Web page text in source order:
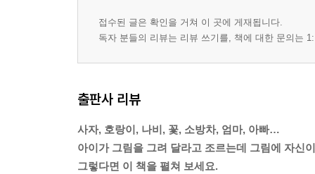
접수된 글은 확인을 거쳐 이 곳에 게재됩니다.
독자 분들의 리뷰는 리뷰 쓰기를, 책에 대한 문의는
출판사 리뷰
사자, 호랑이, 나비, 꽃, 소방차, 엄마, 아빠…
아이가 그림을 그려 달라고 조르는데 그림에 자신
그렇다면 이 책을 펼쳐 보세요.